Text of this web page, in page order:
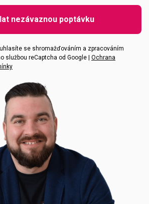
nezávaznou poptávku
se shromažďováním a zpracováním
službou reCaptcha od Google | Ochrana